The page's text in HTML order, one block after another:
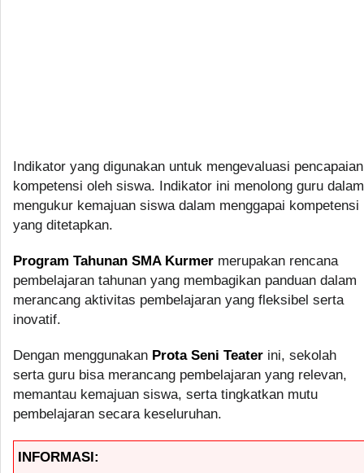
Indikator yang digunakan untuk mengevaluasi pencapaian
kompetensi oleh siswa. Indikator ini menolong guru dalam
mengukur kemajuan siswa dalam menggapai kompetensi
yang ditetapkan.
Program Tahunan SMA Kurmer merupakan rencana
pembelajaran tahunan yang membagikan panduan dalam
merancang aktivitas pembelajaran yang fleksibel serta
inovatif.
Dengan menggunakan Prota Seni Teater ini, sekolah
serta guru bisa merancang pembelajaran yang relevan,
memantau kemajuan siswa, serta tingkatkan mutu
pembelajaran secara keseluruhan.
INFORMASI: